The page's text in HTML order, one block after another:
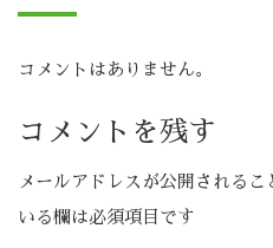
コメントはありません。
コメントを残す
メールアドレスが公開されるこ
いる欄は必須項目です